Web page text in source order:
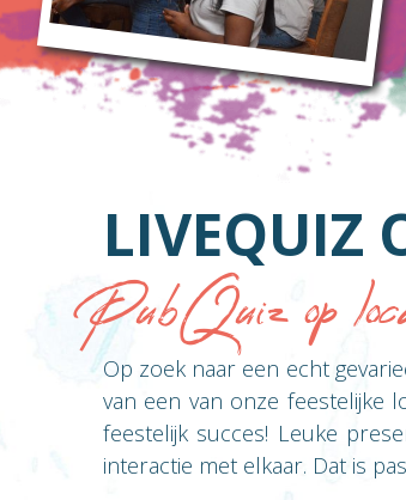
LIVEQUIZ
PubQuiz op
Op zoek naar een echt
van een van onze feestelijke
feestelijk succes! Leuke
interactie met elkaar. Dat is